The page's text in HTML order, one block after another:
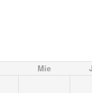
Mie